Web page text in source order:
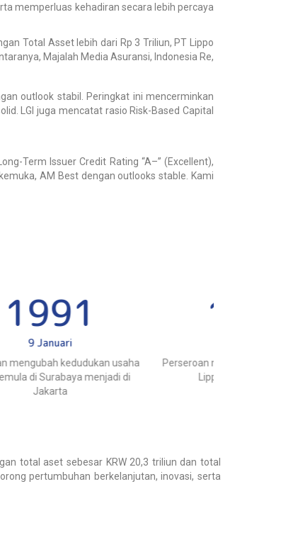
memperluas kehadiran secara lebih percaya
Total Asset lebih dari Rp 3 Triliun, PT Lippo
Majalah Media Asuransi, Indonesia Re,
outlook stabil. Peringkat ini mencerminkan
LGI juga mencatat rasio Risk-Based Capital
Term Issuer Credit Rating “A–” (Excellent),
AM Best dengan outlooks stable. Kami
1991
Perseroan mengubah nama menjadi PT
Lippo General Insurance
total aset sebesar KRW 20,3 triliun dan total
pertumbuhan berkelanjutan, inovasi, serta